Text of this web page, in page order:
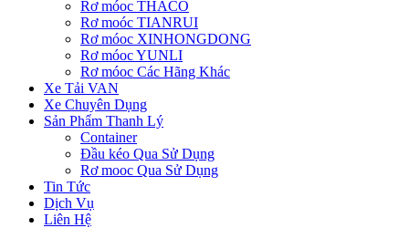
Rơ móoc THACO
Rơ moóc TIANRUI
Rơ móoc XINHONGDONG
Rơ móoc YUNLI
Rơ móoc Các Hãng Khác
Xe Tải VAN
Xe Chuyên Dụng
Sản Phẩm Thanh Lý
Container
Đầu kéo Qua Sử Dụng
Rơ mooc Qua Sử Dụng
Tin Tức
Dịch Vụ
Liên Hệ